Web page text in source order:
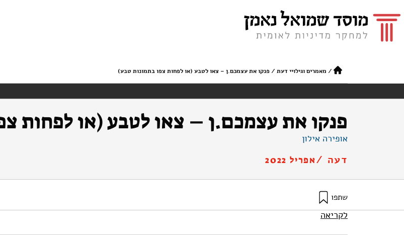
/ מאמרים וגילויי דעת / פנקו את עצמכם.ן – צאו לטבע (או לפחות צפו בתמונות טבע)
פנקו את עצמכם.ן – צאו לטבע (או לפחות
אופירה אילון
דעה /אפריל 2022
שתפו
לקריאה